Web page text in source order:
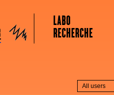
principal
secondaireLABO
RECHERCHE